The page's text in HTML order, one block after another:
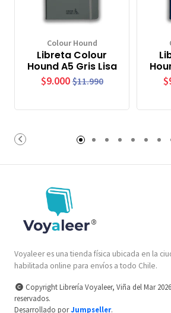
Colour Hound
Libreta Colour
Hound A5 Gris Lisa
$9.000 $11.990
Voyaleer es una tienda física ubicada en la
habilitada online para envíos a todo Chile.
Copyright Librería Voyaleer, Viña del Mar
reservados.
Desarrollado porJumpseller.